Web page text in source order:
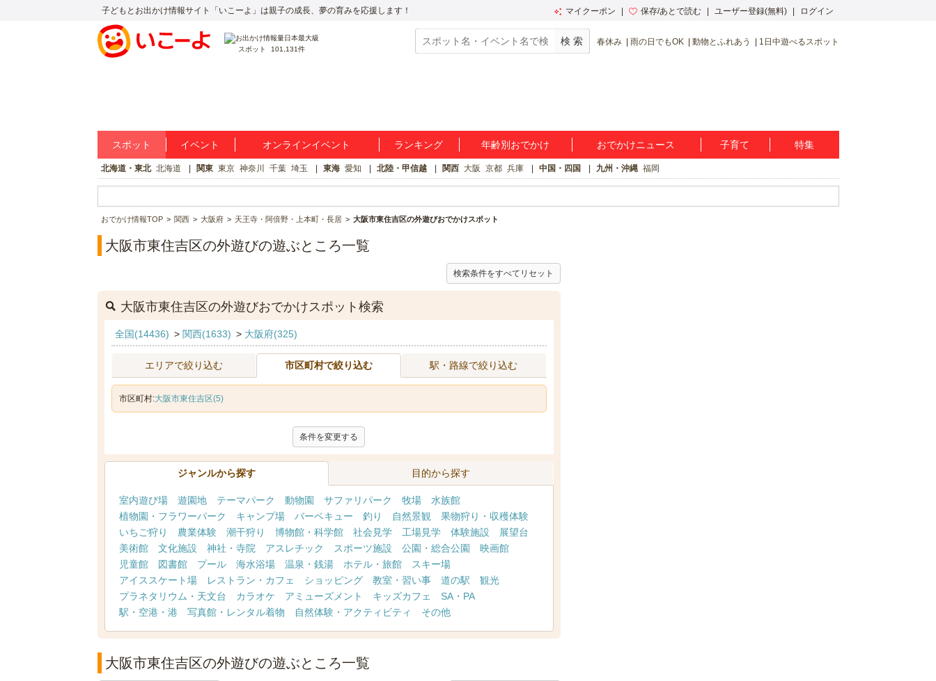
子どもとお出かけ情報サイト「いこーよ」は親子の成長、夢の育みを応援します！ マイクーポン 保存/あとで読む ユーザー登録(無料) ログイン
スポット 101,131件
春休み 雨の日でもOK 動物とふれあう 1日中遊べるスポット
スポット イベント オンラインイベント ランキング 年齢別おでかけ おでかけニュース 子育て 特集
北海道・東北 北海道 関東 東京 神奈川 千葉 埼玉 東海 愛知 北陸・甲信越 関西 大阪 京都 兵庫 中国・四国 九州・沖縄 福岡
おでかけ情報TOP 関西 大阪府 天王寺・阿倍野・上本町・長居 大阪市東住吉区の外遊びおでかけスポット
大阪市東住吉区の外遊びの遊ぶところ一覧
検索条件をすべてリセット
大阪市東住吉区の外遊びおでかけスポット検索
全国(14436) > 関西(1633) > 大阪府(325)
エリアで絞り込む 市区町村で絞り込む 駅・路線で絞り込む
市区町村:大阪市東住吉区(5)
条件を変更する
ジャンルから探す 目的から探す
室内遊び場 遊園地 テーマパーク 動物園 サファリパーク 牧場
水族館
植物園・フラワーパーク
キャンプ場 バーベキュー 釣り 自然景観
果物狩り・収穫体験
いちご狩り
農業体験 潮干狩り 博物館・科学館 社会見学 工場見学 体験施設
展望台
美術館
文化施設 神社・寺院 アスレチック スポーツ施設 公園・総合公園
映画館
児童館
図書館 プール 海水浴場 温泉・銭湯 ホテル・旅館
スキー場
アイススケート場
レストラン・カフェ ショッピング 教室・習い事 道の駅
観光
プラネタリウム・天文台
カラオケ アミューズメント キッズカフェ
SA・PA
駅・空港・港
写真館・レンタル着物 自然体験・アクティビティ その他
大阪市東住吉区の外遊びの遊ぶところ一覧